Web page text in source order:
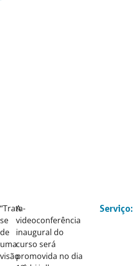
“Trata-
se
de
uma
visão
A
videoconferência
inaugural do
curso será
promovida no dia
Serviço: